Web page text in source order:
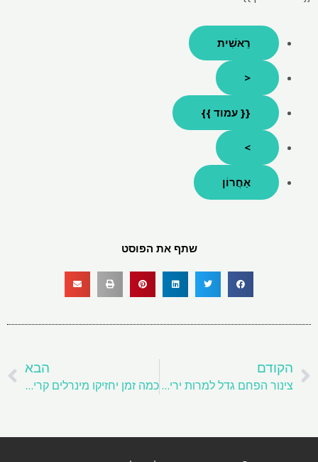
רֵאשִׁית
<
{{ עמוד }}
>
אַחֲרוֹן
שתף את הפוסט
קודם
הקודם
צינור הפחם גדל למרות ירידה בביקוש: דיווח
הבא
כמה זמן יחזיקו מינרלים קריטיים בהלם אספקה?